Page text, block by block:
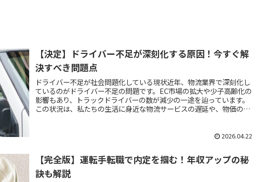
【決定】ドライバー不足が深刻化する原因！今すぐ解
決すべき問題点
ドライバー不足が社会問題化している現状近年、物流業界で深刻化し
ているのがドライバー不足の問題です。EC市場の拡大や少子高齢化の
影響もあり、トラックドライバーの数が減少の一途を辿っています。
この状況は、私たちの生活に身近な物流サービスの遅延や、物価の上
2026.04.22
【完全版】運転手転職で内定を掴む！年収アップの秘
訣も解説